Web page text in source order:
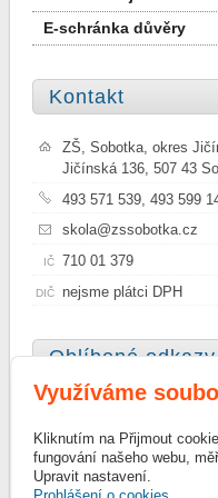
E-schránka důvěry
Kontakt
ZŠ, Sobotka, okres
Jičínská 136, 507 43
493 571 539, 493 599
skola@zssobotka.cz
IČ 710 01 379
DIČ nejsme plátci DPH
Oblíbené odkazy
Szkoła Podstawowa Nr 1
Janusza Korczaka w
Využíváme
Kliknutím na Přijmout
fungování našeho webu,
Upravit nastavení.